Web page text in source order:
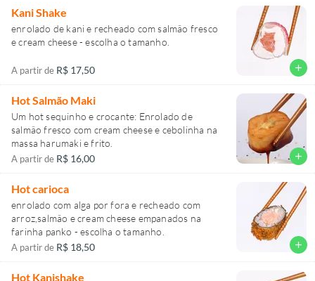
Kani Shake
enrolado de kani e recheado com salmão fresco
e cream cheese - escolha o tamanho.
A partir de R$ 17,50 add
Hot Salmão Maki
Um hot sequinho e crocante: Enrolado de
salmão fresco com cream cheese e cebolinha na
massa harumaki e frito.
A partir de R$ 16,00 add
Hot carioca
enrolado com alga por fora e recheado com
arroz,salmão e cream cheese empanados na
farinha panko - escolha o tamanho.
A partir de R$ 18,50 add
Hot Kanishake